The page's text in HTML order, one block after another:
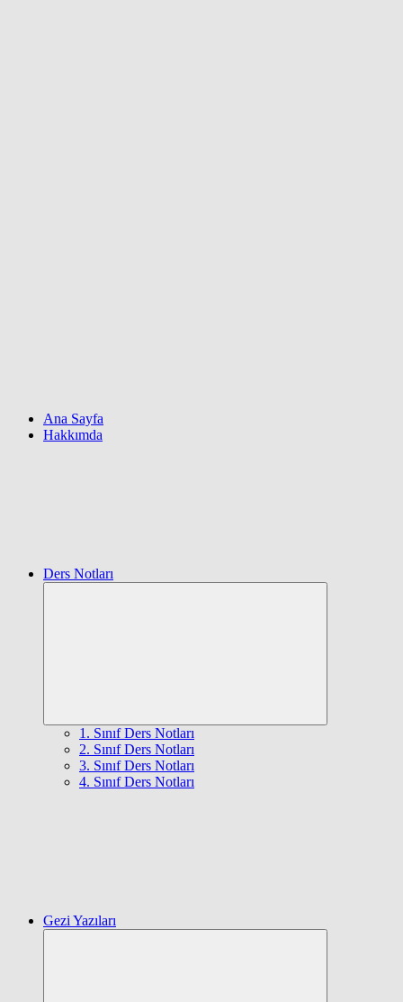
Ana Sayfa
Hakkımda
Ders Notları
1. Sınıf Ders Notları
2. Sınıf Ders Notları
3. Sınıf Ders Notları
4. Sınıf Ders Notları
Gezi Yazıları